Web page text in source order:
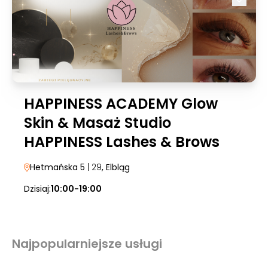
HAPPINESS ACADEMY Glow
Skin & Masaż Studio
HAPPINESS Lashes & Brows
Hetmańska 5 | 29, Elbląg
Dzisiaj:10:00-19:00
Najpopularniejsze usługi